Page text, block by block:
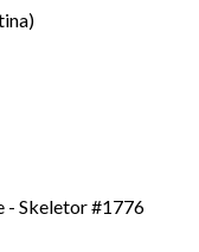
- Skeletor #1776